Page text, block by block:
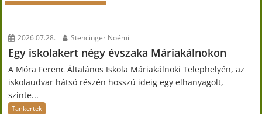
2026.07.28. Stencinger Noémi
Egy iskolakert négy évszaka Máriakálnokon
A Móra Ferenc Általános Iskola Máriakálnoki Telephelyén, az
iskolaudvar hátsó részén hosszú ideig egy elhanyagolt,
szinte...
Tankertek